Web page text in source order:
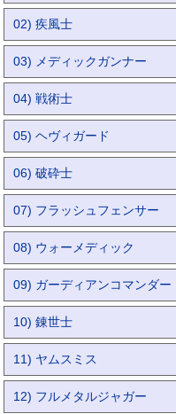
02) 疾風士
03) メディックガンナー
04) 戦術士
05) ヘヴィガード
06) 破砕士
07) フラッシュフェンサー
08) ウォーメディック
09) ガーディアンコマンダー
10) 錬世士
11) ヤムスミス
12) フルメタルジャガー